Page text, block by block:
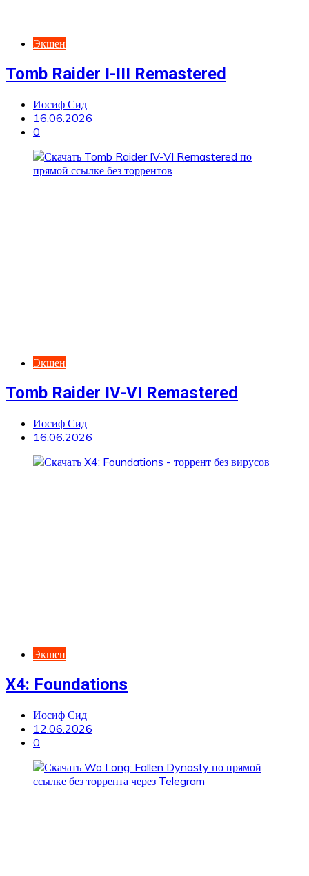
Экшен
Tomb Raider I-III Remastered
Иосиф Сид
16.06.2026
0
Экшен
Tomb Raider IV-VI Remastered
Иосиф Сид
16.06.2026
Экшен
X4: Foundations
Иосиф Сид
12.06.2026
0